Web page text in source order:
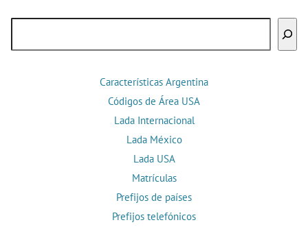
Características Argentina
Códigos de Área USA
Lada Internacional
Lada México
Lada USA
Matrículas
Prefijos de países
Prefijos telefónicos